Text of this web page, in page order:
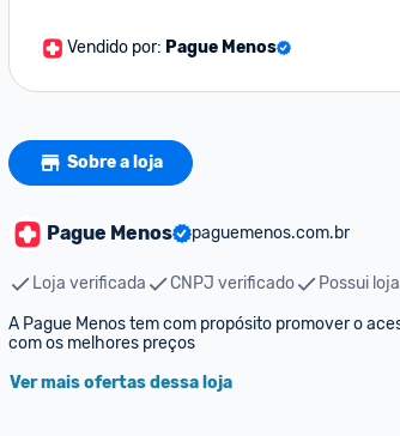
Vendido por: Pague Menos
Sobre a loja
Pague Menos paguemenos.com.br
Loja verificada CNPJ verificado
Possui
A Pague Menos tem com propósito promover o
com os melhores preços
Ver mais ofertas dessa loja